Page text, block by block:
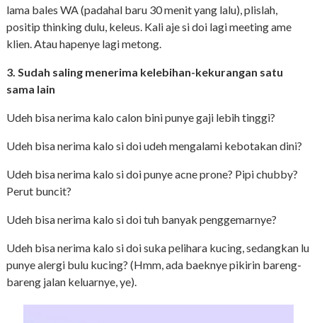
lama bales WA (padahal baru 30 menit yang lalu), plislah,
positip thinking dulu, keleus. Kali aje si doi lagi meeting ame
klien. Atau hapenye lagi metong.
3. Sudah saling menerima kelebihan-kekurangan satu
sama lain
Udeh bisa nerima kalo calon bini punye gaji lebih tinggi?
Udeh bisa nerima kalo si doi udeh mengalami kebotakan dini?
Udeh bisa nerima kalo si doi punye acne prone? Pipi chubby?
Perut buncit?
Udeh bisa nerima kalo si doi tuh banyak penggemarnye?
Udeh bisa nerima kalo si doi suka pelihara kucing, sedangkan lu
punye alergi bulu kucing? (Hmm, ada baeknye pikirin bareng-
bareng jalan keluarnye, ye).